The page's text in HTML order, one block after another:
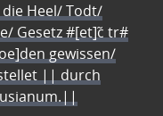
Heel/ Todt/
Gesetz #[et]c̃ tr#
gewissen/
|| durch